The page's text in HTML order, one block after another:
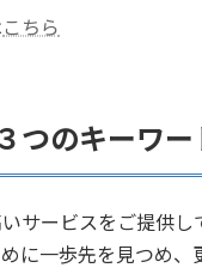
こちら
つのキーワー
サービスをご提供
に一歩先を見つめ、